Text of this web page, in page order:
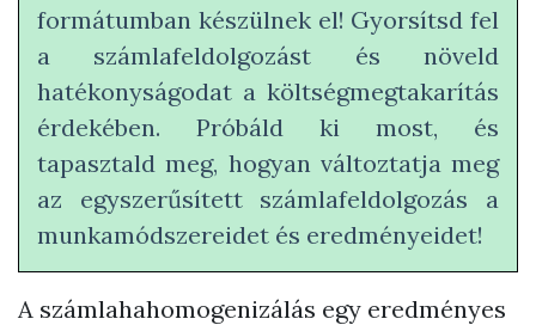
formátumban készülnek el! Gyorsítsd fel
a számlafeldolgozást és növeld
hatékonyságodat a költségmegtakarítás
érdekében. Próbáld ki most, és
tapasztald meg, hogyan változtatja meg
az egyszerűsített számlafeldolgozás a
munkamódszereidet és eredményeidet!
A számlahahomogenizálás egy eredményes